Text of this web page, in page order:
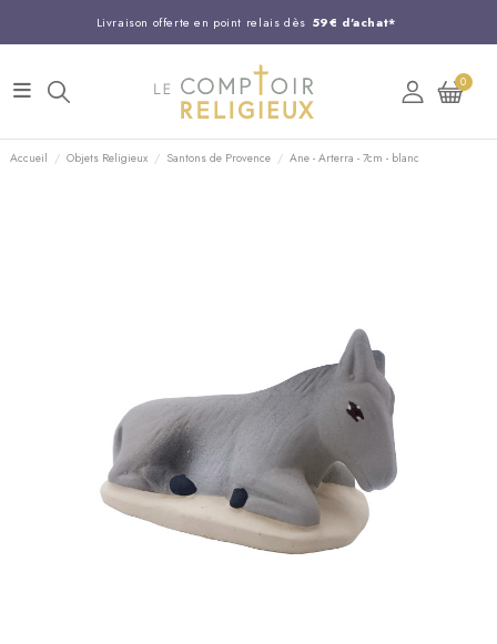
Livraison offerte en point relais dès 59€ d'achat*
Entreprise Française familiale
Support client disponible au 03 20 24 74 15
Commandez avant 14H, expédition le jour même !
0
Accueil Objets Religieux Santons de Provence Ane - Arterra - 7cm - blanc